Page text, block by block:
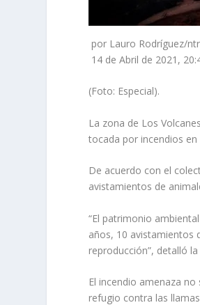
por Lauro Rodríguez/
14 de Abril de 2021,
(Foto: Especial).
La zona de Los
tocada por incendios
De acuerdo con el
avistamientos de
“El patrimonio
años, 10 avistamientos
reproducción”, detalló
El incendio amenaza
refugio contra las